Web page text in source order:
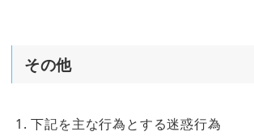
その他
下記を主な行為とする迷惑行為